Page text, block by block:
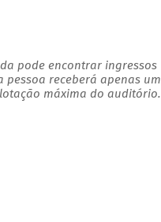
pode encontrar ingressos
pessoa receberá apenas um
máxima do auditório.